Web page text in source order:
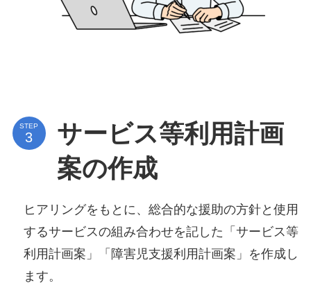
STEP
サービス等利用計画
案の作成
ヒアリングをもとに、総合的な援助の方針と使用
するサービスの組み合わせを記した「サービス等
利用計画案」「障害児支援利用計画案」を作成し
ます。